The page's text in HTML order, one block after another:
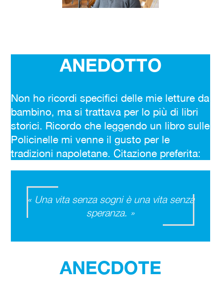
ANEDOTTO
Non ho ricordi specifici delle mie letture da
bambino, ma si trattava per lo più di libri
storici. Ricordo che leggendo un libro sulle
Policinelle mi venne il gusto per le
tradizioni napoletane. Citazione preferita:
« Una vita senza sogni è una vita senza
speranza. »
ANECDOTE